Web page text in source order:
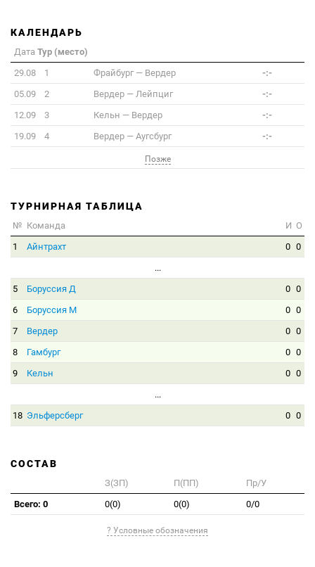
КАЛЕНДАРЬ
Дата Тур (место)
29.08
1 Фрайбург— Вердер
-:-
05.09
2 Вердер — Лейпциг
-:-
12.09
3 Кельн — Вердер
-:-
19.09
4 Вердер — Аугсбург -:-
Позже
ТУРНИРНАЯ ТАБЛИЦА
№ Команда И О
1
Айнтрахт 0 0
...
5
Боруссия Д 0 0
6
Боруссия М 0 0
7
Вердер 0 0
8
Гамбург 0 0
9
Кельн 0 0
...
18 Эльферсберг 0 0
СОСТАВ
З(ЗП) П(ПП)
Пр/У
Всего: 0
0(0) 0(0) 0/0
? Условные обозначения